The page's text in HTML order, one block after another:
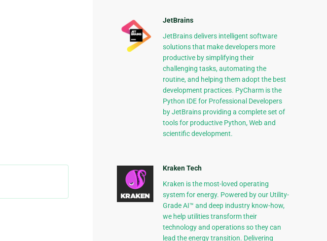
JetBrains
JetBrains delivers intelligent software
solutions that make developers more
productive by simplifying their
challenging tasks, automating the
routine, and helping them adopt the best
development practices. PyCharm is the
Python IDE for Professional Developers
by JetBrains providing a complete set of
tools for productive Python, Web and
scientific development.
Kraken Tech
Kraken is the most-loved operating
system for energy. Powered by our Utility-
Grade AI™ and deep industry know-how,
we help utilities transform their
technology and operations so they can
lead the energy transition. Delivering